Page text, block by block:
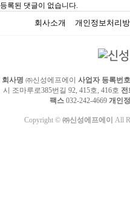
등록된 댓글이 없습니다.
회사소개 개인정보처리
회사명 ㈜신성에프에이 사업자 등록번호
시 조마루로385번길 92, 415호, 416호 전
팩스 032-242-4669 개인
Copyright © ㈜신성에프에이 All